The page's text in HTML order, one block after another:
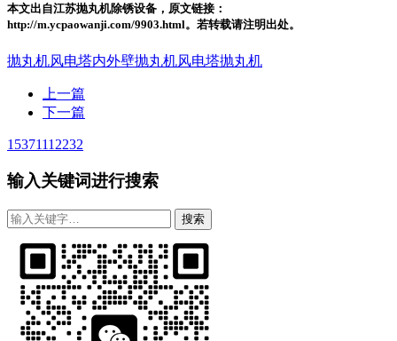
本文出自江苏抛丸机除锈设备，原文链接：
http://m.ycpaowanji.com/9903.html。若转载请注明出处。
抛丸机风电塔内外壁抛丸机风电塔抛丸机
上一篇
下一篇
15371112232
输入关键词进行搜索